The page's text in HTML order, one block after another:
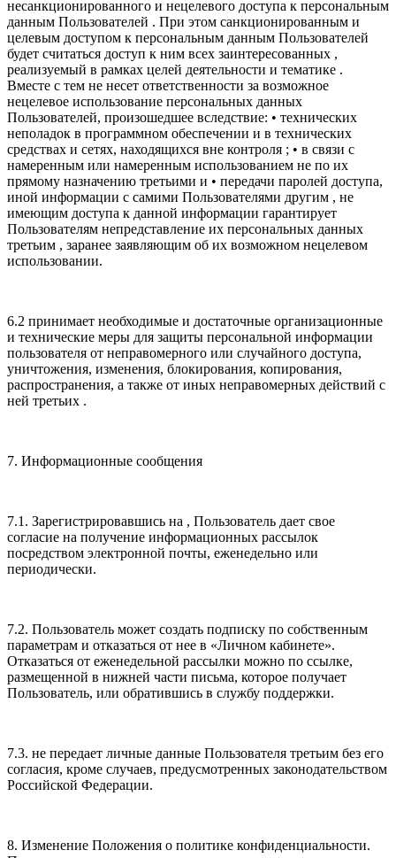
несанкционированного и нецелевого доступа к персональным
данным Пользователей . При этом санкционированным и
целевым доступом к персональным данным Пользователей
будет считаться доступ к ним всех заинтересованных ,
реализуемый в рамках целей деятельности и тематике .
Вместе с тем не несет ответственности за возможное
нецелевое использование персональных данных
Пользователей, произошедшее вследствие: • технических
неполадок в программном обеспечении и в технических
средствах и сетях, находящихся вне контроля ; • в связи с
намеренным или намеренным использованием не по их
прямому назначению третьими и • передачи паролей доступа,
иной информации с самими Пользователями другим , не
имеющим доступа к данной информации гарантирует
Пользователям непредставление их персональных данных
третьим , заранее заявляющим об их возможном нецелевом
использовании.
6.2 принимает необходимые и достаточные организационные
и технические меры для защиты персональной информации
пользователя от неправомерного или случайного доступа,
уничтожения, изменения, блокирования, копирования,
распространения, а также от иных неправомерных действий с
ней третьих .
7. Информационные сообщения
7.1. Зарегистрировавшись на , Пользователь дает свое
согласие на получение информационных рассылок
посредством электронной почты, еженедельно или
периодически.
7.2. Пользователь может создать подписку по собственным
параметрам и отказаться от нее в «Личном кабинете».
Отказаться от еженедельной рассылки можно по ссылке,
размещенной в нижней части письма, которое получает
Пользователь, или обратившись в службу поддержки.
7.3. не передает личные данные Пользователя третьим без его
согласия, кроме случаев, предусмотренных законодательством
Российской Федерации.
8. Изменение Положения о политике конфиденциальности.